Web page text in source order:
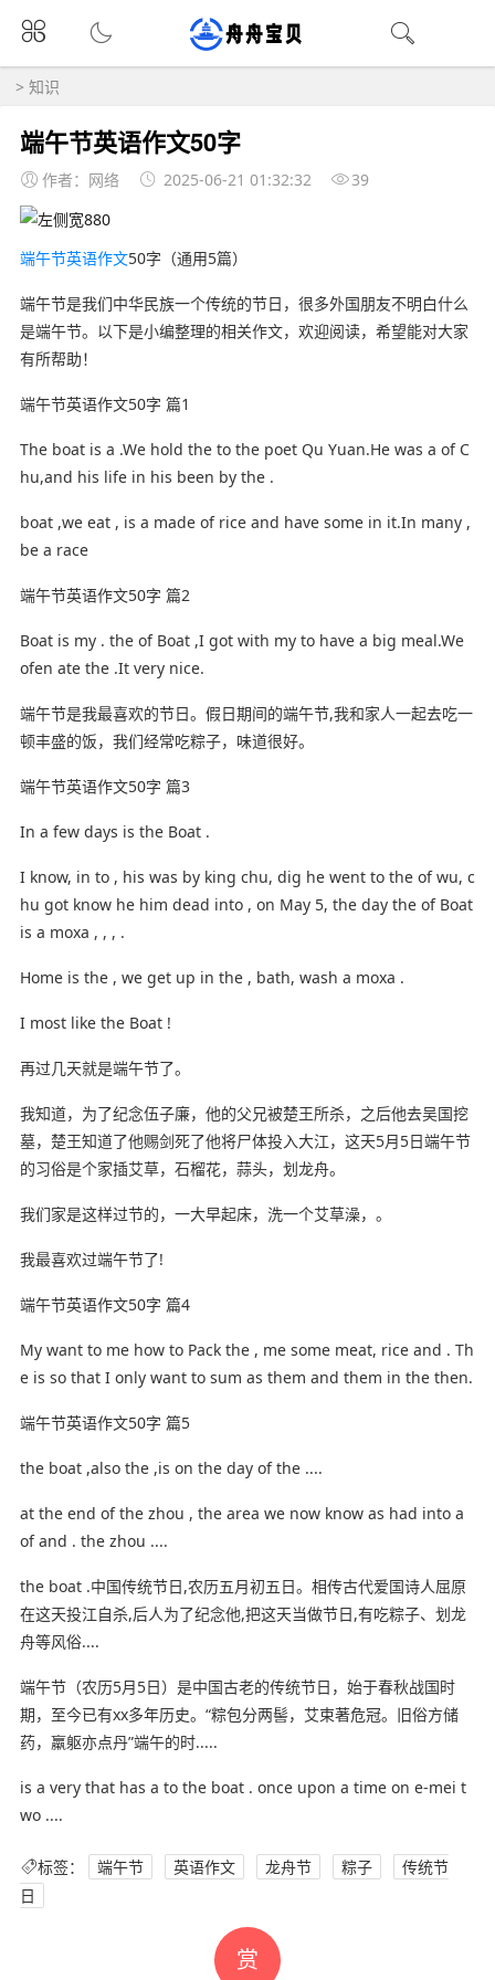
> 知识
端午节英语作文50字
作者：网络 2025-06-21 01:32:32 39
端午节英语作文50字（通用5篇）
端午节是我们中华民族一个传统的节日，很多外国朋友不明白什么
是端午节。以下是小编整理的相关作文，欢迎阅读，希望能对大家
有所帮助！
端午节英语作文50字 篇1
The boat is a .We hold the to the poet Qu Yuan.He was a of C
hu,and his life in his been by the .
boat ,we eat , is a made of rice and have some in it.In many ,
be a race
端午节英语作文50字 篇2
Boat is my . the of Boat ,I got with my to have a big meal.We
ofen ate the .It very nice.
端午节是我最喜欢的节日。假日期间的端午节,我和家人一起去吃一
顿丰盛的饭，我们经常吃粽子，味道很好。
端午节英语作文50字 篇3
In a few days is the Boat .
I know, in to , his was by king chu, dig he went to the of wu, c
hu got know he him dead into , on May 5, the day the of Boat
is a moxa , , , .
Home is the , we get up in the , bath, wash a moxa .
I most like the Boat !
再过几天就是端午节了。
我知道，为了纪念伍子廉，他的父兄被楚王所杀，之后他去吴国挖
墓，楚王知道了他赐剑死了他将尸体投入大江，这天5月5日端午节
的习俗是个家插艾草，石榴花，蒜头，划龙舟。
我们家是这样过节的，一大早起床，洗一个艾草澡，。
我最喜欢过端午节了!
端午节英语作文50字 篇4
My want to me how to Pack the , me some meat, rice and . Th
e is so that I only want to sum as them and them in the then.
端午节英语作文50字 篇5
the boat ,also the ,is on the day of the ....
at the end of the zhou , the area we now know as had into a
of and . the zhou ....
the boat .中国传统节日,农历五月初五日。相传古代爱国诗人屈原
在这天投江自杀,后人为了纪念他,把这天当做节日,有吃粽子、划龙
舟等风俗....
端午节（农历5月5日）是中国古老的传统节日，始于春秋战国时
期，至今已有xx多年历史。“粽包分两髻，艾束著危冠。旧俗方储
药，羸躯亦点丹”端午的时.....
is a very that has a to the boat . once upon a time on e-mei t
wo ....
标签： 端午节 英语作文 龙舟节 粽子
传统节
日
赏